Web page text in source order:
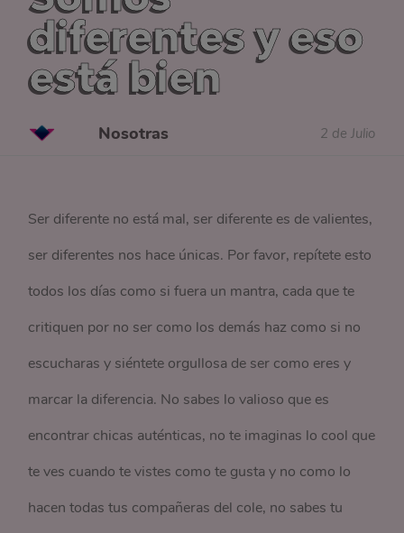
diferentes y eso
está bien
Nosotras 2 de Julio
Ser diferente no está mal, ser diferente es de valientes,
ser diferentes nos hace únicas. Por favor, repítete esto
todos los días como si fuera un mantra, cada que te
critiquen por no ser como los demás haz como si no
escucharas y siéntete orgullosa de ser como eres y
marcar la diferencia. No sabes lo valioso que es
encontrar chicas auténticas, no te imaginas lo cool que
te ves cuando te vistes como te gusta y no como lo
hacen todas tus compañeras del cole, no sabes tu